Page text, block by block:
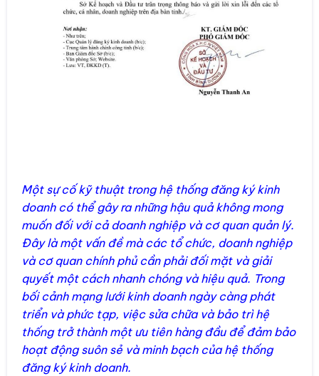
Một sự cố kỹ thuật trong hệ thống đăng ký kinh
doanh có thể gây ra những hậu quả không mong
muốn đối với cả doanh nghiệp và cơ quan quản lý.
Đây là một vấn đề mà các tổ chức, doanh nghiệp
và cơ quan chính phủ cần phải đối mặt và giải
quyết một cách nhanh chóng và hiệu quả. Trong
bối cảnh mạng lưới kinh doanh ngày càng phát
triển và phức tạp, việc sửa chữa và bảo trì hệ
thống trở thành một ưu tiên hàng đầu để đảm bảo
hoạt động suôn sẻ và minh bạch của hệ thống
đăng ký kinh doanh.